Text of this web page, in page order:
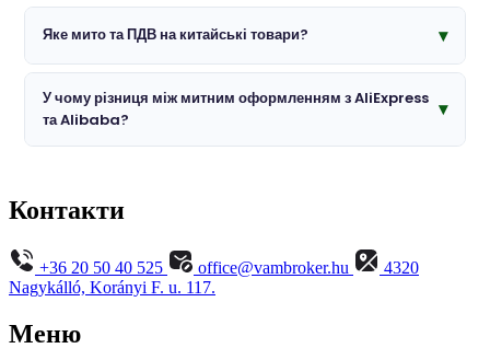
Яке мито та ПДВ на китайські товари?
У чому різниця між митним оформленням з AliExpress
та Alibaba?
Контакти
+36 20 50 40 525 office@vambroker.hu
4320
Nagykálló, Korányi F. u. 117.
Меню